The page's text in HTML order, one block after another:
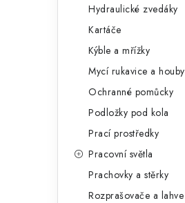
Hydraulické zvedáky
Kartáče
Kýble a mřížky
Mycí rukavice a houby
Ochranné pomůcky
Podložky pod kola
Prací prostředky
Pracovní světla
Prachovky a stěrky
Rozprašovače a lahve